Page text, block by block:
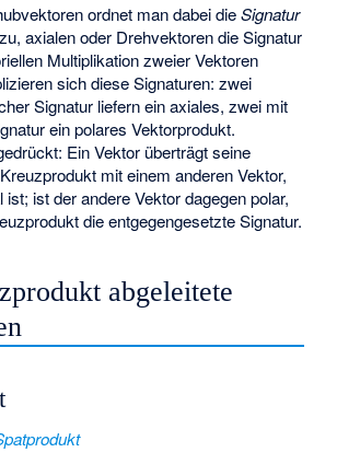
ordnet man dabei dieSignatur
axialen oder Drehvektoren die Signatur
Multiplikation zweier Vektoren
sich diese Signaturen: zwei
Signatur liefern ein axiales, zwei mit
ein polares Vektorprodukt.
Ein Vektor überträgt seine
mit einem anderen Vektor,
ist der andere Vektor dagegen polar,
die entgegengesetzte Signatur.
abgeleitete